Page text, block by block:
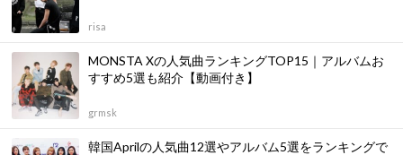
risa
MONSTA Xの人気曲ランキングTOP15｜アルバムお
すすめ5選も紹介【動画付き】
grmsk
韓国Aprilの人気曲12選やアルバム5選をランキングで